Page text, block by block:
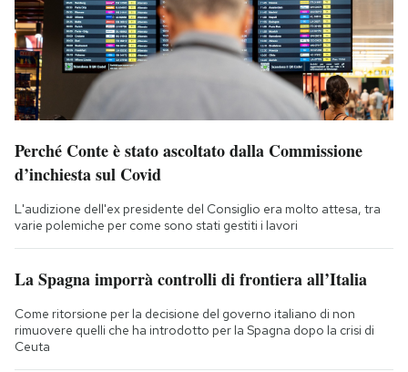
Perché Conte è stato ascoltato dalla Commissione
d’inchiesta sul Covid
L'audizione dell'ex presidente del Consiglio era molto attesa, tra
varie polemiche per come sono stati gestiti i lavori
La Spagna imporrà controlli di frontiera all’Italia
Come ritorsione per la decisione del governo italiano di non
rimuovere quelli che ha introdotto per la Spagna dopo la crisi di
Ceuta